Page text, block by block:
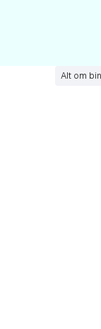
Alt om